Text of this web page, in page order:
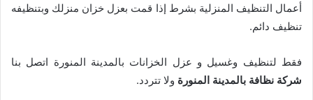
أعمال التنظيف المنزلية بشرط إذا قمت بعزل خزان منزلك وبتنظيفه
تنظيف دائم.
فقط لتنظيف وغسيل و عزل الخزانات بالمدينة المنورة اتصل بنا
شركة نظافة بالمدينة المنورة ولا تتردد.